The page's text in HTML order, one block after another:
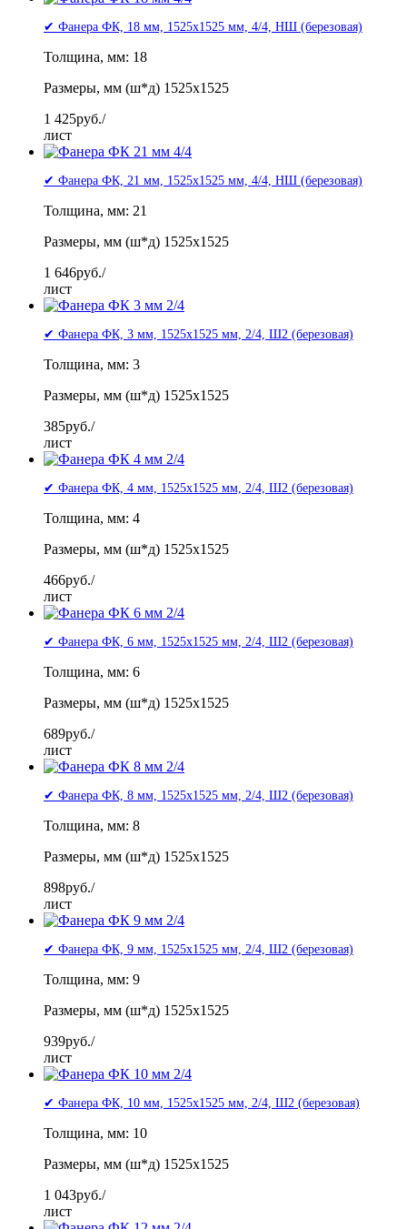
✔ Фанера ФК, 18 мм, 1525x1525 мм, 4/4, НШ (березовая)
Толщина, мм: 18
Размеры, мм (ш*д) 1525x1525
1 425руб./
лист
✔ Фанера ФК, 21 мм, 1525x1525 мм, 4/4, НШ (березовая)
Толщина, мм: 21
Размеры, мм (ш*д) 1525x1525
1 646руб./
лист
✔ Фанера ФК, 3 мм, 1525x1525 мм, 2/4, Ш2 (березовая)
Толщина, мм: 3
Размеры, мм (ш*д) 1525x1525
385руб./
лист
✔ Фанера ФК, 4 мм, 1525x1525 мм, 2/4, Ш2 (березовая)
Толщина, мм: 4
Размеры, мм (ш*д) 1525x1525
466руб./
лист
✔ Фанера ФК, 6 мм, 1525x1525 мм, 2/4, Ш2 (березовая)
Толщина, мм: 6
Размеры, мм (ш*д) 1525x1525
689руб./
лист
✔ Фанера ФК, 8 мм, 1525x1525 мм, 2/4, Ш2 (березовая)
Толщина, мм: 8
Размеры, мм (ш*д) 1525x1525
898руб./
лист
✔ Фанера ФК, 9 мм, 1525x1525 мм, 2/4, Ш2 (березовая)
Толщина, мм: 9
Размеры, мм (ш*д) 1525x1525
939руб./
лист
✔ Фанера ФК, 10 мм, 1525x1525 мм, 2/4, Ш2 (березовая)
Толщина, мм: 10
Размеры, мм (ш*д) 1525x1525
1 043руб./
лист